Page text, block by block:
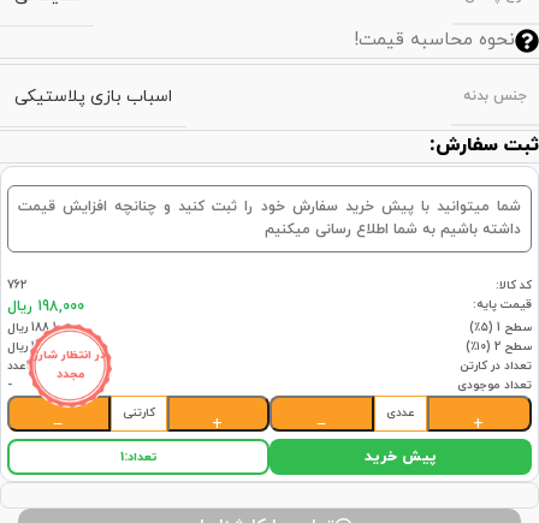
نحوه محاسبه قیمت!
جنس بدنه اسباب بازی پلاستیکی
ثبت سفارش:
شما میتوانید با پیش خرید سفارش خود را ثبت کنید و چنانچه افزایش قیمت
داشته باشیم به شما اطلاع رسانی میکنیم
در انتظار شارژ
مجدد
کد کالا:
762
قیمت پایه:
198,000 ریال
سطح 1 (۵٪)
188,100 ریال
سطح 2 (۱۰٪)
178,200 ریال
تعداد در کارتن
180عدد
تعداد موجودی
-
+
عددی
−
+
کارتنی
−
پیش خرید تعداد:1